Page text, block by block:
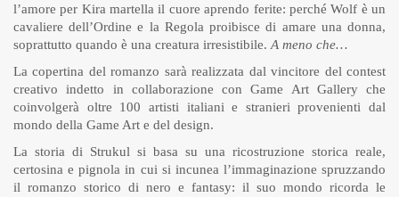
l’amore per Kira martella il cuore aprendo ferite: perché Wolf è un
cavaliere dell’Ordine e la Regola proibisce di amare una donna,
soprattutto quando è una creatura irresistibile. A meno che…
La copertina del romanzo sarà realizzata dal vincitore del contest
creativo indetto in collaborazione con Game Art Gallery che
coinvolgerà oltre 100 artisti italiani e stranieri provenienti dal
mondo della Game Art e del design.
La storia di Strukul si basa su una ricostruzione storica reale,
certosina e pignola in cui si incunea l’immaginazione spruzzando
il romanzo storico di nero e fantasy: il suo mondo ricorda le